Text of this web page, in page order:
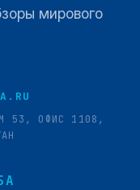
мирового
53, ОФИС 1108,